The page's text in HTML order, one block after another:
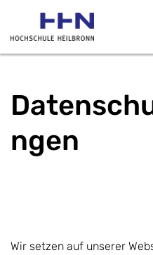
ngen
Wir setzen auf unserer